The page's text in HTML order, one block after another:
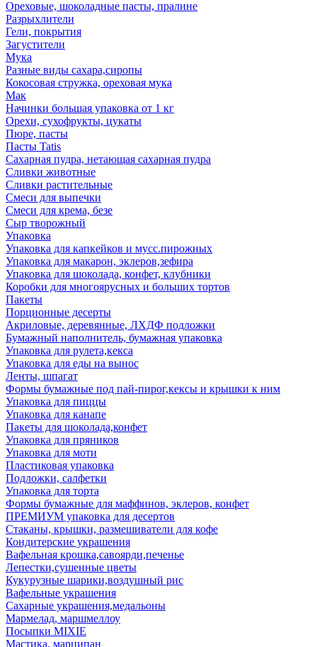
Ореховые, шоколадные пасты, пралине
Разрыхлители
Гели, покрытия
Загустители
Мука
Разные виды сахара,сиропы
Кокосовая стружка, ореховая мука
Мак
Начинки большая упаковка от 1 кг
Орехи, сухофрукты, цукаты
Пюре, пасты
Пасты Tatis
Сахарная пудра, нетающая сахарная пудра
Сливки животные
Сливки растительные
Смеси для выпечки
Смеси для крема, безе
Сыр творожный
Упаковка
Упаковка для капкейков и мусс.пирожных
Упаковка для макарон, эклеров,зефира
Упаковка для шоколада, конфет, клубники
Коробки для многоярусных и больших тортов
Пакеты
Порционные десерты
Акриловые, деревянные, ЛХДФ подложки
Бумажный наполнитель, бумажная упаковка
Упаковка для рулета,кекса
Упаковка для еды на вынос
Ленты, шпагат
Формы бумажные под пай-пирог,кексы и крышки к ним
Упаковка для пиццы
Упаковка для канапе
Пакеты для шоколада,конфет
Упаковка для пряников
Упаковка для моти
Пластиковая упаковка
Подложки, салфетки
Упаковка для торта
Формы бумажные для маффинов, эклеров, конфет
ПРЕМИУМ упаковка для десертов
Стаканы, крышки, размешиватели для кофе
Кондитерские украшения
Вафельная крошка,савоярди,печенье
Лепестки,сушенные цветы
Кукурузные шарики,воздушный рис
Вафельные украшения
Сахарные украшения,медальоны
Мармелад, маршмеллоу
Посыпки MIXIE
Мастика, марципан